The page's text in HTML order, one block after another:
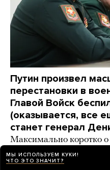
Путин произвел
перестановки в
Главой Войск
(оказывается, все
станет генерал
Максимально коротко
НОВОСТИ 2 дня назад
МЫ ИСПОЛЬЗУЕМ КУКИ!
ЧТО ЭТО ЗНАЧИТ?